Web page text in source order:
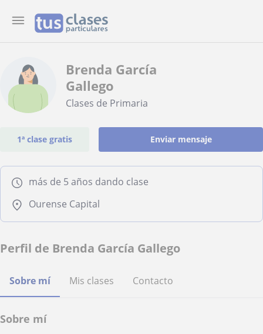
Brenda García
Gallego
Clases de Primaria
1ª clase gratis Enviar mensaje
más de 5 años dando clase
Ourense Capital
Perfil de Brenda García Gallego
Sobre mí Mis clases Contacto
Sobre mí